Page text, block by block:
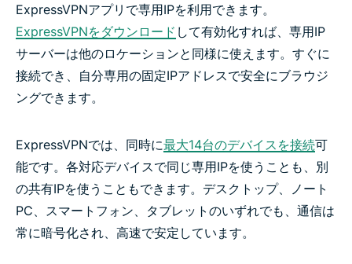
ExpressVPNアプリで専用IPを利用できます。
ExpressVPNをダウンロード して有効化すれば、専用IP
サーバーは他のロケーションと同様に使えます。すぐに
接続でき、自分専用の固定IPアドレスで安全にブラウジ
ングできます。
ExpressVPNでは、同時に最大14台のデバイスを接続可
能です。各対応デバイスで同じ専用IPを使うことも、別
の共有IPを使うこともできます。デスクトップ、ノート
PC、スマートフォン、タブレットのいずれでも、通信は
常に暗号化され、高速で安定しています。